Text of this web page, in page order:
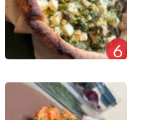
6